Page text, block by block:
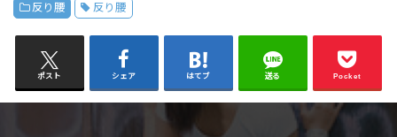
反り腰 反り腰
ポスト シェア はてブ 送る Pocket